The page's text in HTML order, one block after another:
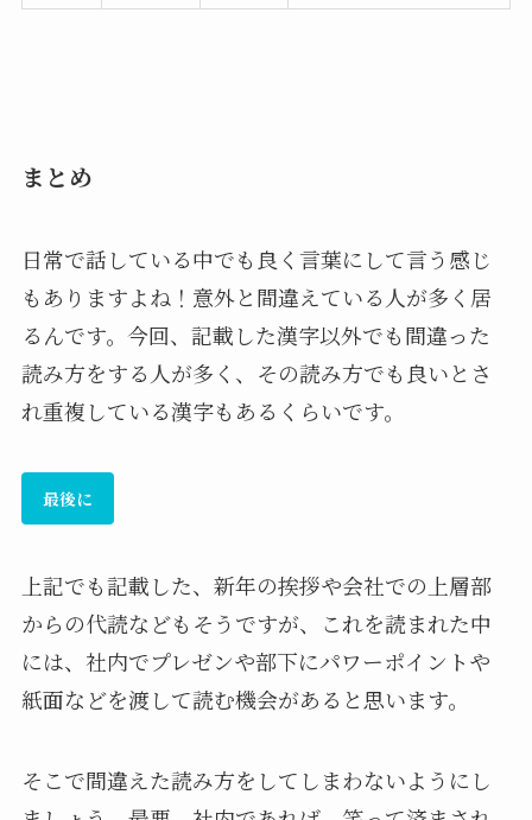
まとめ
日常で話している中でも良く言葉にして言う感じ
もありますよね！意外と間違えている人が多く居
るんです。今回、記載した漢字以外でも間違った
読み方をする人が多く、その読み方でも良いとさ
れ重複している漢字もあるくらいです。
最後に
上記でも記載した、新年の挨拶や会社での上層部
からの代読などもそうですが、これを読まれた中
には、社内でプレゼンや部下にパワーポイントや
紙面などを渡して読む機会があると思います。
そこで間違えた読み方をしてしまわないようにし